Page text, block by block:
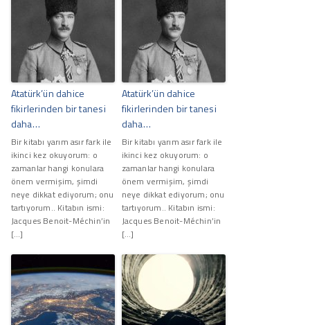
Atatürk’ün dahice
fikirlerinden bir tanesi
daha…
Bir kitabı yarım asır fark ile
ikinci kez okuyorum: o
zamanlar hangi konulara
önem vermişim, şimdi
neye dikkat ediyorum; onu
tartıyorum.. Kitabın ismi:
Jacques Benoit-Méchin’in
[…]
Atatürk’ün dahice
fikirlerinden bir tanesi
daha…
Bir kitabı yarım asır fark ile
ikinci kez okuyorum: o
zamanlar hangi konulara
önem vermişim, şimdi
neye dikkat ediyorum; onu
tartıyorum.. Kitabın ismi:
Jacques Benoit-Méchin’in
[…]